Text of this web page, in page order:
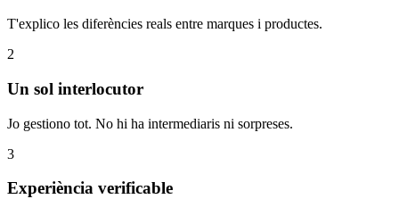
T'explico les diferències reals entre marques i productes.
2
Un sol interlocutor
Jo gestiono tot. No hi ha intermediaris ni sorpreses.
3
Experiència verificable